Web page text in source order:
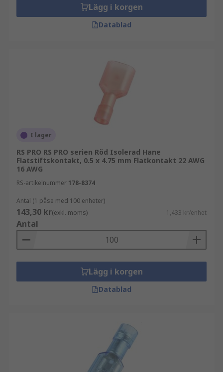
Lägg i korgen
Datablad
I lager
RS PRO RS PRO serien Röd Isolerad Hane
Flatstiftskontakt, 0.5 x 4.75 mm Flatkontakt 22 AWG
16 AWG
RS-artikelnummer 178-8374
Antal (1 påse med 100 enheter)
143,30 kr(exkl. moms) 1,433 kr/enhet
Antal
Lägg i korgen
Datablad